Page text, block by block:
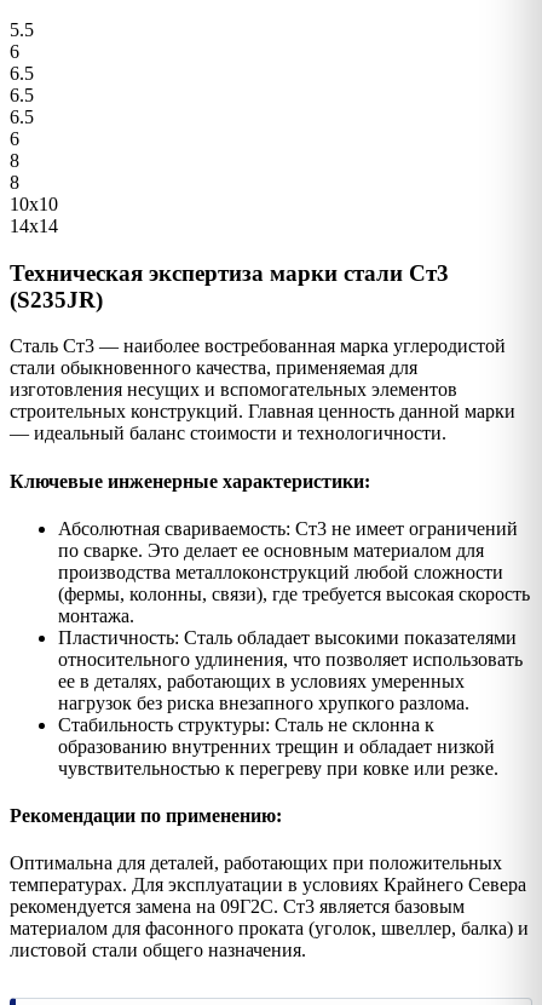
5.5
6
6.5
6.5
6.5
6
8
8
10х10
14х14
Техническая экспертиза марки стали Ст3
(S235JR)
Сталь Ст3 — наиболее востребованная марка углеродистой
стали обыкновенного качества, применяемая для
изготовления несущих и вспомогательных элементов
строительных конструкций. Главная ценность данной марки
— идеальный баланс стоимости и технологичности.
Ключевые инженерные характеристики:
Абсолютная свариваемость: Ст3 не имеет ограничений
по сварке. Это делает ее основным материалом для
производства металлоконструкций любой сложности
(фермы, колонны, связи), где требуется высокая скорость
монтажа.
Пластичность: Сталь обладает высокими показателями
относительного удлинения, что позволяет использовать
ее в деталях, работающих в условиях умеренных
нагрузок без риска внезапного хрупкого разлома.
Стабильность структуры: Сталь не склонна к
образованию внутренних трещин и обладает низкой
чувствительностью к перегреву при ковке или резке.
Рекомендации по применению:
Оптимальна для деталей, работающих при положительных
температурах. Для эксплуатации в условиях Крайнего Севера
рекомендуется замена на 09Г2С. Ст3 является базовым
материалом для фасонного проката (уголок, швеллер, балка) и
листовой стали общего назначения.